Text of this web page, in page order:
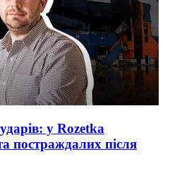
у Rozetka
постраждалих після